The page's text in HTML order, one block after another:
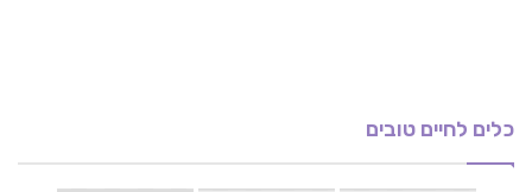
כלים לחיים טובים